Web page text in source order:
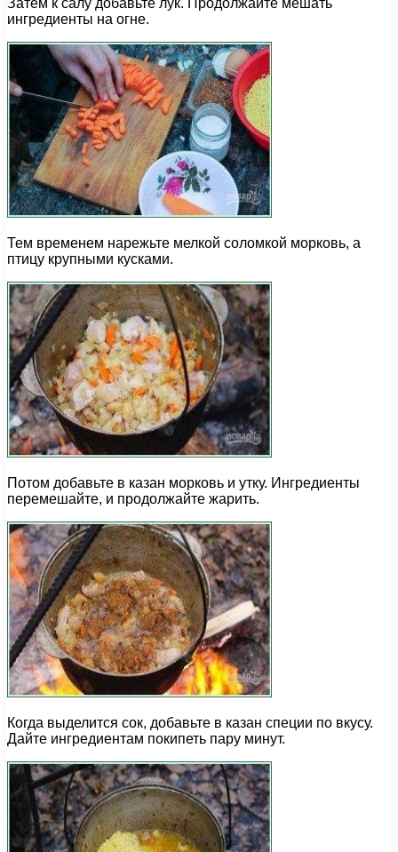
Затем к салу добавьте лук. Продолжайте мешать
ингредиенты на огне.
Тем временем нарежьте мелкой соломкой морковь, а
птицу крупными кусками.
Потом добавьте в казан морковь и утку. Ингредиенты
перемешайте, и продолжайте жарить.
Когда выделится сок, добавьте в казан специи по вкусу.
Дайте ингредиентам покипеть пару минут.